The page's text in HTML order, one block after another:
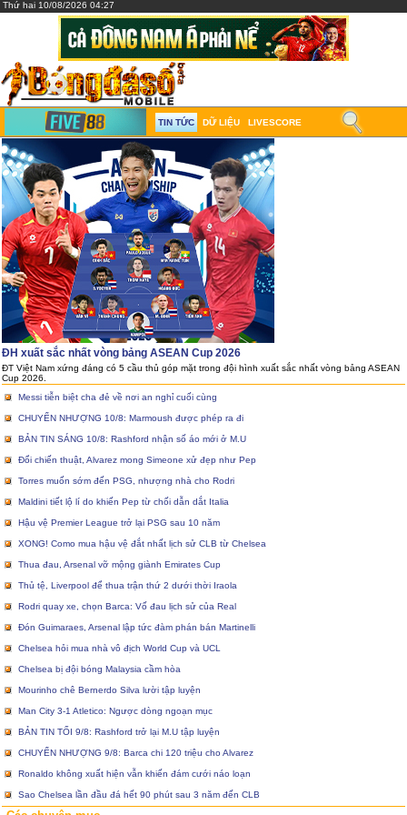
Thứ hai 10/08/2026 04:27
TIN TỨC DỮ LIỆU LIVESCORE
ĐH xuất sắc nhất vòng bảng ASEAN Cup 2026
ĐT Việt Nam xứng đáng có 5 cầu thủ góp mặt trong đội hình xuất sắc nhất vòng bảng ASEAN
Cup 2026.
Messi tiễn biệt cha đẻ về nơi an nghỉ cuối cùng
CHUYỂN NHƯỢNG 10/8: Marmoush được phép ra đi
BẢN TIN SÁNG 10/8: Rashford nhận số áo mới ở M.U
Đổi chiến thuật, Alvarez mong Simeone xử đẹp như Pep
Torres muốn sớm đến PSG, nhượng nhà cho Rodri
Maldini tiết lộ lí do khiến Pep từ chối dẫn dắt Italia
Hậu vệ Premier League trở lại PSG sau 10 năm
XONG! Como mua hậu vệ đắt nhất lịch sử CLB từ Chelsea
Thua đau, Arsenal vỡ mộng giành Emirates Cup
Thủ tệ, Liverpool để thua trận thứ 2 dưới thời Iraola
Rodri quay xe, chọn Barca: Vố đau lịch sử của Real
Đón Guimaraes, Arsenal lập tức đàm phán bán Martinelli
Chelsea hỏi mua nhà vô địch World Cup và UCL
Chelsea bị đội bóng Malaysia cầm hòa
Mourinho chê Bernerdo Silva lười tập luyện
Man City 3-1 Atletico: Ngược dòng ngoạn mục
BẢN TIN TỐI 9/8: Rashford trở lại M.U tập luyện
CHUYỂN NHƯỢNG 9/8: Barca chi 120 triệu cho Alvarez
Ronaldo không xuất hiện vẫn khiến đám cưới náo loạn
Sao Chelsea lần đầu đá hết 90 phút sau 3 năm đến CLB